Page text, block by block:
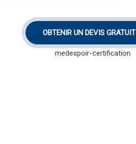
OBTENIR UN DEVIS GRATUIT